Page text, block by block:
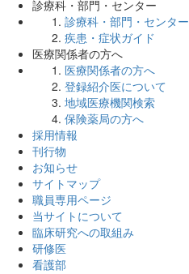
診療科・部門・センター
診療科・部門・センター
疾患・症状ガイド
医療関係者の方へ
医療関係者の方へ
登録紹介医について
地域医療機関検索
保険薬局の方へ
採用情報
刊行物
お知らせ
サイトマップ
職員専用ページ
当サイトについて
臨床研究への取組み
研修医
看護部